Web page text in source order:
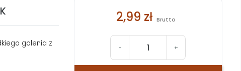
golenia z
2,99 zł Brutto
- +